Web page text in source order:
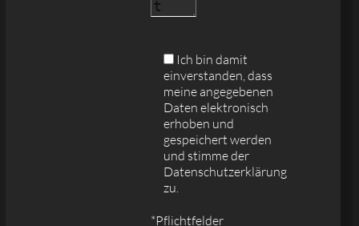
Ich bin damit
einverstanden, dass
meine angegebenen
Daten elektronisch
erhoben und
gespeichert werden
und stimme der
Datenschutzerklärung
zu.
*Pflichtfelder